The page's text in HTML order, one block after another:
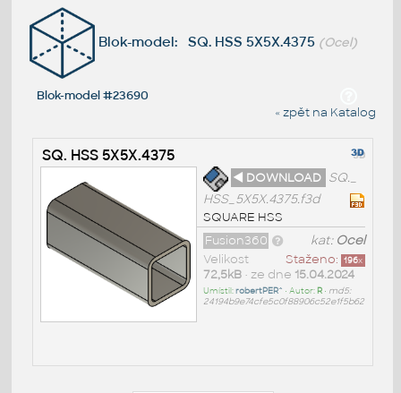
Blok-model: SQ. HSS 5X5X.4375 (Ocel)
Blok-model #23690
« zpět na Katalog
SQ. HSS 5X5X.4375
◄ DOWNLOAD SQ._
HSS_5X5X.4375.f3d
SQUARE HSS
kat: Ocel
Fusion360
Staženo: 196x
Velikost
72,5kB• ze dne 15.04.2024
Umístil:robertPER^ • Autor: R• md5:
24194b9e74cfe5c0f88906c52e1f5b62